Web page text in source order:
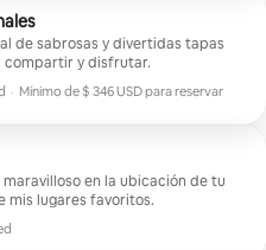
de sabrosas y divertidas tapas
compartir y disfrutar.
· Mínimo de $ 346 USD para reservar
en la ubicación de tu
mis lugares favoritos.